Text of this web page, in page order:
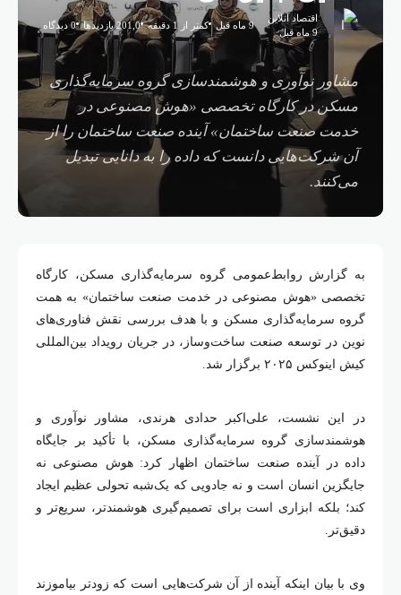
اقتصاد آنلاین
9 ماه قبل کمتر از 1 دقیقه 201,0 بازدیدها 0 دیدگاه
مشاور نوآوری و هوشمندسازی گروه سرمایه‌گذاری
مسکن در کارگاه تخصصی «هوش مصنوعی در
خدمت صنعت ساختمان» آینده صنعت ساختمان را از
آن شرکت‌هایی دانست که داده را به دانایی تبدیل
می‌کنند.
به گزارش روابط‌عمومی گروه سرمایه‌گذاری مسکن، کارگاه
تخصصی «هوش مصنوعی در خدمت صنعت ساختمان» به همت
گروه سرمایه‌گذاری مسکن و با هدف بررسی نقش فناوری‌های
نوین در توسعه صنعت ساخت‌وساز، در جریان رویداد بین‌المللی
کیش اینوکس ۲۰۲۵ برگزار شد.
در این نشست، علی‌اکبر حدادی هرندی، مشاور نوآوری و
هوشمندسازی گروه سرمایه‌گذاری مسکن، با تأکید بر جایگاه
داده در آینده صنعت ساختمان اظهار کرد: هوش مصنوعی نه
جایگزین انسان است و نه جادویی که یک‌شبه تحولی عظیم ایجاد
کند؛ بلکه ابزاری است برای تصمیم‌گیری هوشمندتر، سریع‌تر و
دقیق‌تر.
وی با بیان اینکه آینده از آن شرکت‌هایی است که زودتر بیاموزند